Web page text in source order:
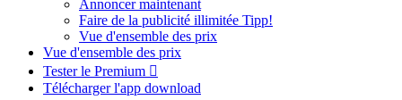
Annoncer maintenant
Faire de la publicité illimitée Tipp!
Vue d'ensemble des prix
Vue d'ensemble des prix
Tester le Premium 
Télécharger l'app download